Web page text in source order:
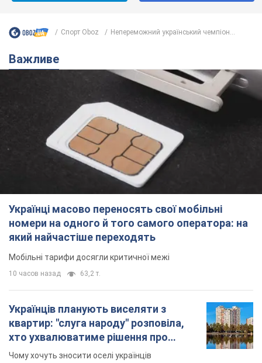
Українці масово переносять свої мобільні
номери на одного й того самого оператора: на
який найчастіше переходять
Мобільні тарифи досягли критичної межі
63,2 т.
Українців планують виселяти з
квартир: "слуга народу" розповіла,
хто ухвалюватиме рішення про
знесення будинків
Чому хочуть зносити оселі українців
10 часов назад 58,1 т.
Українці масово купують дорогі нові
авто: скільки коштує
найпопулярніша модель
Які марки автомобілів воліють купувати